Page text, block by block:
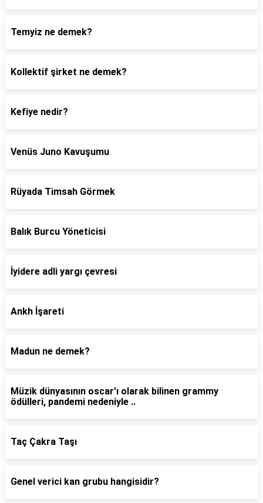
Temyiz ne demek?
Kollektif şirket ne demek?
Kefiye nedir?
Venüs Juno Kavuşumu
Rüyada Timsah Görmek
Balık Burcu Yöneticisi
İyidere adli yargı çevresi
Ankh İşareti
Madun ne demek?
Müzik dünyasının oscar'ı olarak bilinen grammy
ödülleri, pandemi nedeniyle ..
Taç Çakra Taşı
Genel verici kan grubu hangisidir?